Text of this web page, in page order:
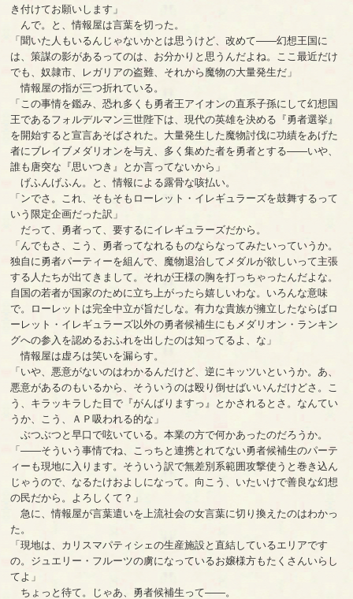
き付けてお願いします」
んで。と、情報屋は言葉を切った。
「聞いた人もいるんじゃないかとは思うけど、改めて――幻想王国に
は、策謀の影があるってのは、お分かりと思うんだよね。ここ最近だけ
でも、奴隷市、レガリアの盗難、それから魔物の大量発生だ」
情報屋の指が三つ折れている。
「この事情を鑑み、恐れ多くも勇者王アイオンの直系子孫にして幻想国
王であるフォルデルマン三世陛下は、現代の英雄を決める『勇者選挙』
を開始すると宣言あそばされた。大量発生した魔物討伐に功績をあげた
者にブレイブメダリオンを与え、多く集めた者を勇者とする――いや、
誰も唐突な『思いつき』とか言ってないから」
げふんげふん。と、情報による露骨な咳払い。
「ンでさ。これ、そもそもローレット・イレギュラーズを鼓舞するって
いう限定企画だった訳」
だって、勇者って、要するにイレギュラーズだから。
「んでもさ、こう、勇者ってなれるものならなってみたいっていうか。
独自に勇者パーティーを組んで、魔物退治してメダルが欲しいって主張
する人たちが出てきまして。それが王様の胸を打っちゃったんだよな。
自国の若者が国家のために立ち上がったら嬉しいわな。いろんな意味
で。ローレットは完全中立が旨だしな。有力な貴族が擁立したならばロ
ーレット・イレギュラーズ以外の勇者候補生にもメダリオン・ランキン
グへの参入を認めるおふれを出したのは知ってるよ、な」
情報屋は虚ろは笑いを漏らす。
「いや、悪意がないのはわかるんだけど、逆にキッツいというか。あ、
悪意があるのもいるから、そういうのは殴り倒せばいいんだけどさ。こ
う、キラッキラした目で『がんばりますっ』とかされるとさ。なんてい
うか、こう、ＡＰ吸われる的な」
ぶつぶつと早口で呟いている。本業の方で何かあったのだろうか。
「――そういう事情でね、こっちと連携とれてない勇者候補生のパーテ
ィーも現地に入ります。そういう訳で無差別系範囲攻撃使うと巻き込ん
じゃうので、なるたけおよしになって。向こう、いたいけで善良な幻想
の民だから。よろしくて？」
急に、情報屋が言葉遣いを上流社会の女言葉に切り換えたのはわかっ
た。
「現地は、カリスマパティシェの生産施設と直結しているエリアです
の。ジュエリー・フルーツの虜になっているお嬢様方もたくさんいらし
てよ」
ちょっと待て。じゃあ、勇者候補生って――。